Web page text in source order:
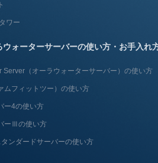
ワー
ウォーターサーバーの使い方・お手入れ
Server​（オーラウォーターサーバー）の使い方
ムフィットツー）の使い方
ー4の使い方
ーⅢの使い方
ンダードサーバーの使い方